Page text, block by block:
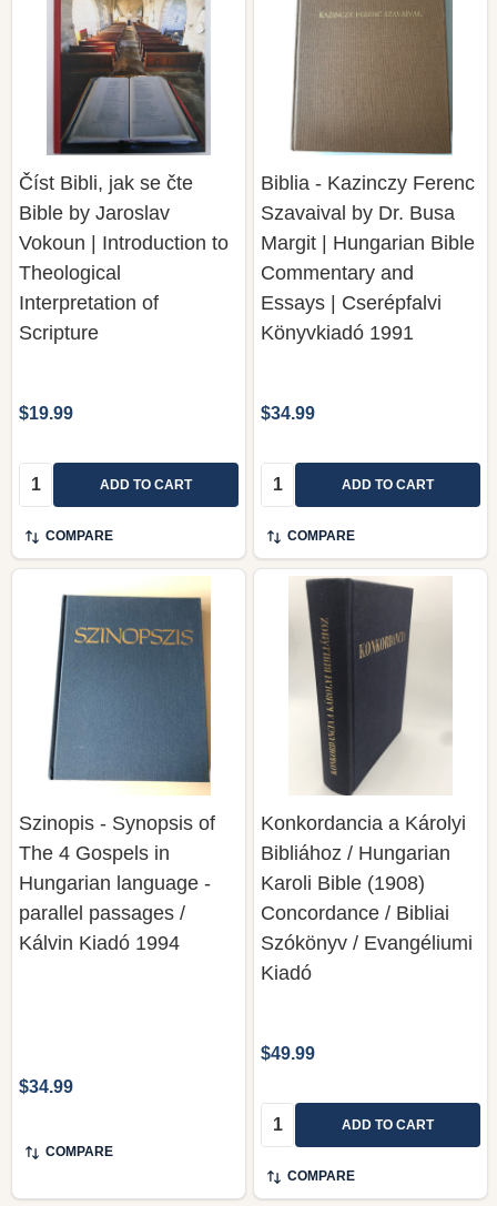
Číst Bibli, jak se čte
Bible by Jaroslav
Vokoun | Introduction to
Theological
Interpretation of
Scripture
$19.99
Quantity: ADD TO CART
COMPARE
Biblia - Kazinczy Ferenc
Szavaival by Dr. Busa
Margit | Hungarian Bible
Commentary and
Essays | Cserépfalvi
Könyvkiadó 1991
$34.99
Quantity: ADD TO CART
COMPARE
Szinopis - Synopsis of
The 4 Gospels in
Hungarian language -
parallel passages /
Kálvin Kiadó 1994
$34.99
COMPARE
Konkordancia a Károlyi
Bibliához / Hungarian
Karoli Bible (1908)
Concordance / Bibliai
Szókönyv / Evangéliumi
Kiadó
$49.99
Quantity: ADD TO CART
COMPARE